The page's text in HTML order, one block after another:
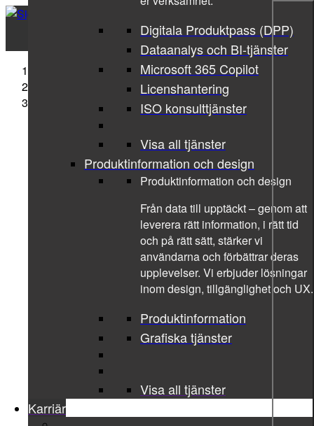
Digitala Produktpass (DPP)
Dataanalys och BI-tjänster
Microsoft 365 Copilot
Licenshantering
ISO konsulttjänster
Visa all tjänster
Produktinformation och design
Produktinformation och design
Från data till upptäckt – genom att
leverera rätt information, i rätt tid
och på rätt sätt, stärker vi
användarna och förbättrar deras
upplevelser. Vi erbjuder lösningar
inom design, tillgänglighet och UX.
Produktinformation
Grafiska tjänster
Visa all tjänster
Karriär
Sigma Technology
Konsultjänster inom artificiell intelligens